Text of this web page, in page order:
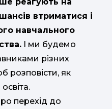
втриматися і
навчального
І ми будемо
різних
розповісти, як
перехід до